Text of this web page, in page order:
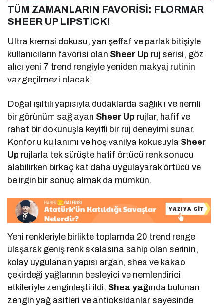
TÜM ZAMANLARIN FAVORİSİ: FLORMAR
SHEER UP LIPSTICK!
Ultra kremsi dokusu, yarı şeffaf ve parlak bitişiyle
kullanıcıların favorisi olan Sheer Up ruj serisi, göz
alıcı yeni 7 trend rengiyle yeniden makyaj rutinin
vazgeçilmezi olacak!
Doğal ışıltılı yapısıyla dudaklarda sağlıklı ve nemli
bir görünüm sağlayan Sheer Up rujlar, hafif ve
rahat bir dokunuşla keyifli bir ruj deneyimi sunar.
Konforlu kullanımı ve hoş vanilya kokusuyla Sheer
Up rujlarla tek sürüşte hafif örtücü renk sonucu
alabilirken birkaç kat daha uygulayarak örtücü ve
belirgin bir sonuç almak da mümkün.
Yeni renkleriyle birlikte toplamda 20 trend renge
ulaşarak geniş renk skalasına sahip olan serinin,
kolay uygulanan yapısı argan, shea ve kakao
çekirdeği yağlarının besleyici ve nemlendirici
etkileriyle zenginleştirildi. Shea yağında bulunan
zengin yağ asitleri ve antioksidanlar sayesinde